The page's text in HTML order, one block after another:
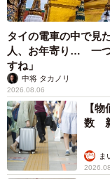
タイの電車の中で見
人、お年寄り… 一つ
すね」
中将 タカノリ
2026.08.06
【
数
ま